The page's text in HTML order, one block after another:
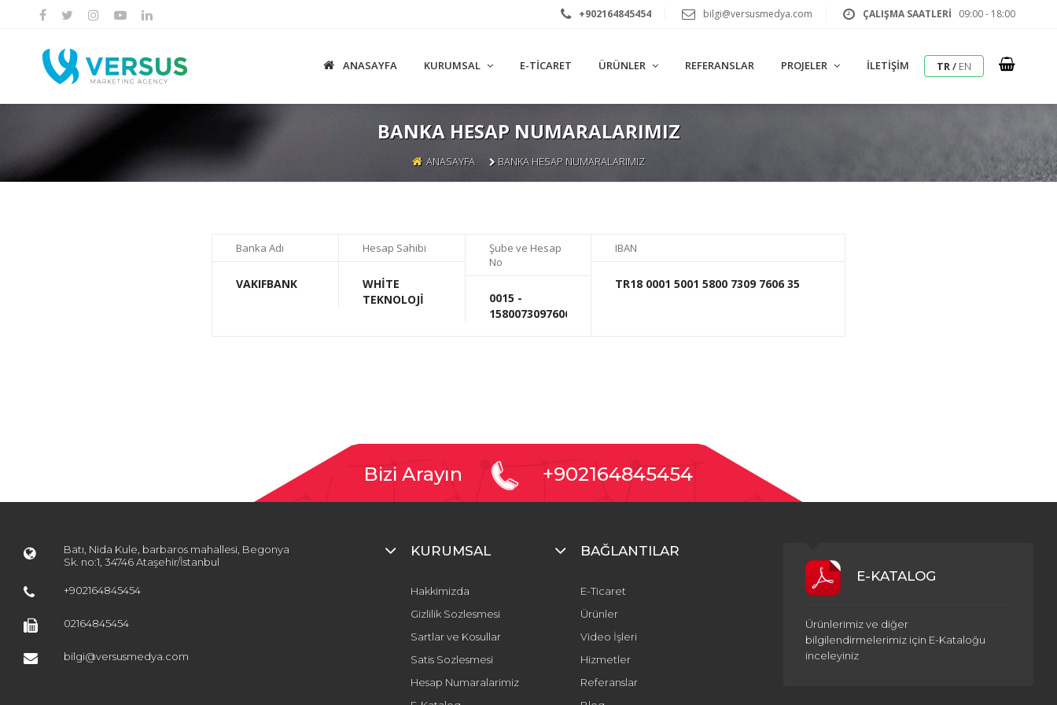
+902164845454 bilgi@versusmedya.com ÇALIŞMA SAATLERİ 09:00 - 18:00
ANASAYFA KURUMSAL E-TICARET ÜRÜNLER REFERANSLAR PROJELER İLETIŞIM TR/ EN
BANKA HESAP NUMARALARIMIZ
ANASAYFA BANKA HESAP NUMARALARIMIZ
Banka Adı
VAKIFBANK
Hesap Sahibi
WHİTE
TEKNOLOJİ
Şube ve Hesap
No
0015 -
158007309760635
IBAN
TR18 0001 5001 5800 7309 7606 35
Bizi Arayın +902164845454
Batı, Nida Kule, barbaros mahallesi, Begonya
Sk. no:1, 34746 Ataşehir/İstanbul
+902164845454
02164845454
bilgi@versusmedya.com
KURUMSAL
Hakkimizda
Gizlilik Sozlesmesi
Sartlar ve Kosullar
Satis Sozlesmesi
Hesap Numaralarimiz
BAĞLANTILAR
E-Ticaret
Ürünler
Video İşleri
Hizmetler
Referanslar
E-KATALOG
Ürünlerimiz ve diğer
bilgilendirmelerimiz için E-Kataloğu
inceleyiniz